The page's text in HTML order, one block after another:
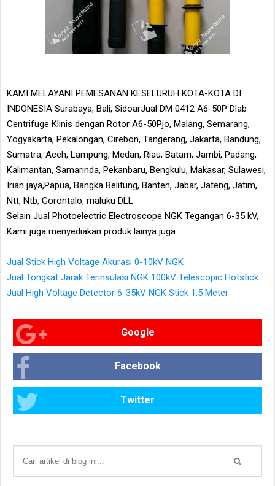
KAMI MELAYANI PEMESANAN KESELURUH KOTA-KOTA DI
INDONESIA Surabaya, Bali, SidoarJual DM 0412 A6-50P Dlab
Centrifuge Klinis dengan Rotor A6-50Pjo, Malang, Semarang,
Yogyakarta, Pekalongan, Cirebon, Tangerang, Jakarta, Bandung,
Sumatra, Aceh, Lampung, Medan, Riau, Batam, Jambi, Padang,
Kalimantan, Samarinda, Pekanbaru, Bengkulu, Makasar, Sulawesi,
Irian jaya,Papua, Bangka Belitung, Banten, Jabar, Jateng, Jatim,
Ntt, Ntb, Gorontalo, maluku DLL
Selain Jual Photoelectric Electroscope NGK Tegangan 6-35 kV,
Kami juga menyediakan produk lainya juga :
Jual Stick High Voltage Akurasi 0-10kV NGK
Jual Tongkat Jarak Terinsulasi NGK 100kV Telescopic Hotstick
Jual High Voltage Detector 6-35kV NGK Stick 1,5 Meter
Google
Facebook
Twitter